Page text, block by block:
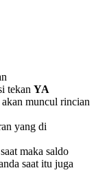
tekan YA
muncul rincian
yang di
maka saldo
saat itu juga